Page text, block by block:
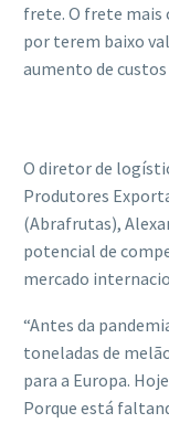
frete. O frete mais
por terem baixo
aumento de
O diretor de
Produtores
(Abrafrutas),
potencial de
mercado
“Antes da
toneladas de
para a Europa.
Porque está